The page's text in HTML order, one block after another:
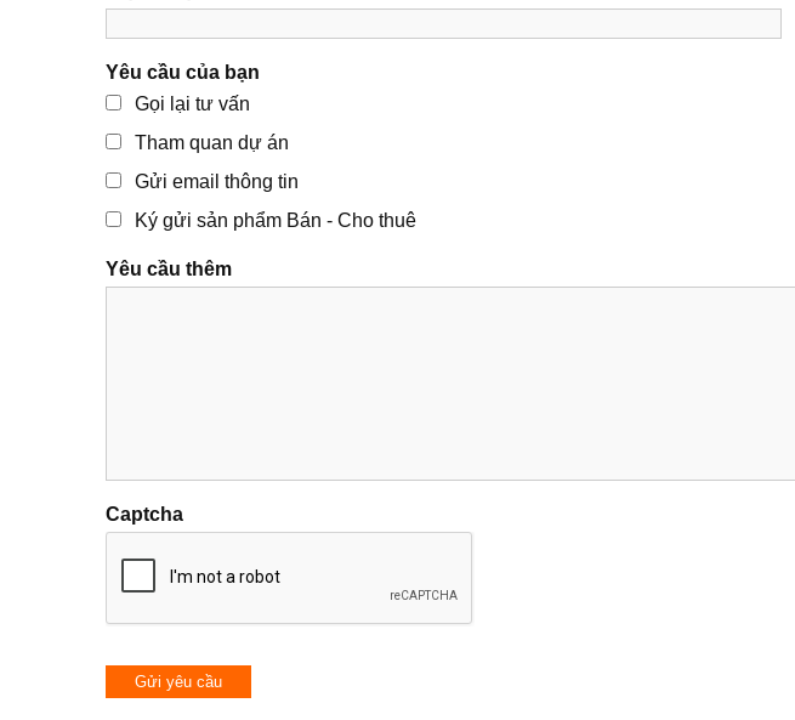
Yêu cầu của bạn
Gọi lại tư vấn
Tham quan dự án
Gửi email thông tin
Ký gửi sản phẩm Bán - Cho thuê
Yêu cầu thêm
Captcha